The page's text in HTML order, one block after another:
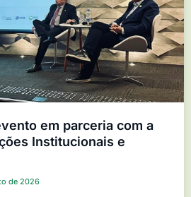
em parceria com a
Institucionais e
de 2026